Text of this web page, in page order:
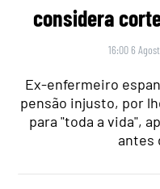
considera
16:00 6
Ex-enfermeiro
pensão injusto, por
para "toda a vida",
antes